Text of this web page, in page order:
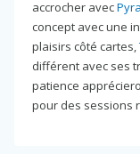
accrocher avec
concept avec une
plaisirs côté cartes,
différent avec ses
patience
pour des sessions